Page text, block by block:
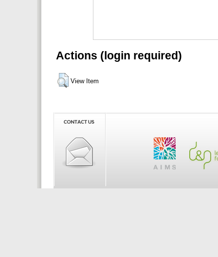
Actions (login required)
View Item